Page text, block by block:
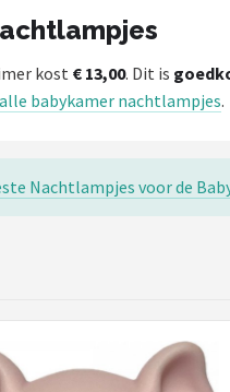
kost € 13,00. Dit is
babykamer nachtlampjes.
Nachtlampjes voor de